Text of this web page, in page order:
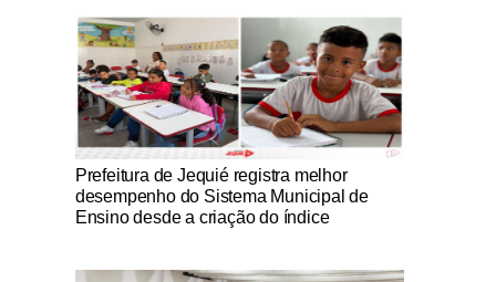
Notícias Católicas
Prefeitura de Jequié registra melhor
desempenho do Sistema Municipal de
Ensino desde a criação do índice